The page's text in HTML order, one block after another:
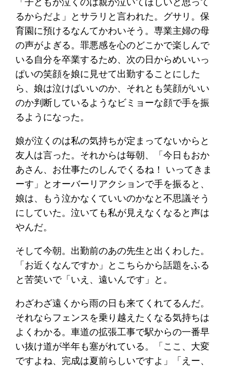
るからだよ」とサラリと言われた。グサリ。保
育園に預けるなんてかわいそう。専業主婦の母
の声がよぎる。罪悪感を心のどこかで楽しんで
いる自分を卒業するため、次の日からめいいっ
ぱいの笑顔を娘に見せて出勤することにした
ら、娘は泣けばいいのか、それとも笑顔がいい
のか判断しているようなビミョーな顔で手を振
るようになった。
娘が泣くのは私の気持ちが定まってないからと
友人は言った。それからは毎朝、「今日もおか
あさん、お仕事たのしんでくるね！ いってきま
ーす」とオーバーリアクションで手を振ると、
娘は、もう泣かなくていいのかなと不思議そう
にしていた。泣いても私が見えなくなると声は
やんだ。
そして今朝。出勤前のあの先生と出くわした。
「お近くなんですか」とこちらから話題をふる
と苦笑いで「いえ、遠いんです」と。
わざわざ遠くから雨の日も来てくれてるんだ。
それならフェンスを乗り越えたくなる気持ちは
よくわかる。車道の拡張工事で駅からの一番早
い抜け道が半年も塞がれている。「ここ、大変
ですよね、完成は夏前らしいですよ」「えー、